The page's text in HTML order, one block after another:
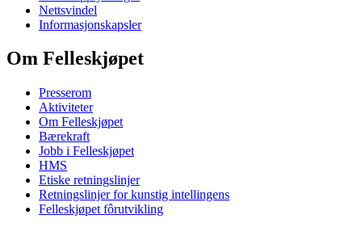
Nettsvindel
Informasjonskapsler
Om Felleskjøpet
Presserom
Aktiviteter
Om Felleskjøpet
Bærekraft
Jobb i Felleskjøpet
HMS
Etiske retningslinjer
Retningslinjer for kunstig intellingens
Felleskjøpet fôrutvikling